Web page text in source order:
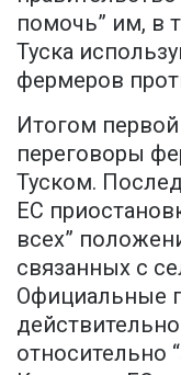
помочь” им, в
Туска
фермеров
Итогом
переговоры
Туском.
ЕС
всех”
связанных с
Официальные
относительно